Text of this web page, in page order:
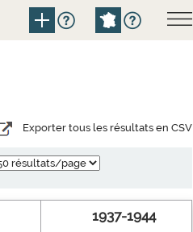
Exporter tous les résultats en CSV
1937-1944